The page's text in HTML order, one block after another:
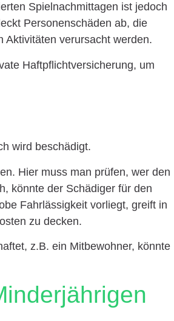
Spielnachmittagen ist jedoch
Personenschäden ab, die
Aktivitäten verursacht werden.
Haftpflichtversicherung, um
wird beschädigt.
Hier muss man prüfen, wer den
könnte der Schädiger für den
Fahrlässigkeit vorliegt, greift in
zu decken.
z.B. ein Mitbewohner, könnte